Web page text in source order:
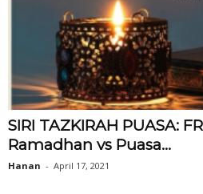
SIRI TAZKIRAH PUASA:
Ramadhan vs Puasa...
Hanan - April 17, 2021